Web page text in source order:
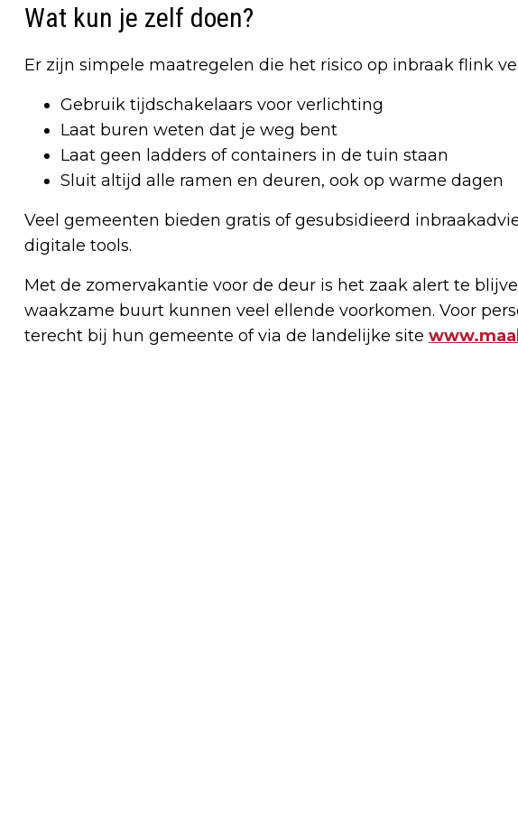
Wat kun je zelf doen?
Er zijn simpele maatregelen die het risico op inbraak flink
Gebruik tijdschakelaars voor verlichting
Laat buren weten dat je weg bent
Laat geen ladders of containers in de tuin staan
Sluit altijd alle ramen en deuren, ook op warme dagen
Veel gemeenten bieden gratis of gesubsidieerd
digitale tools.
Met de zomervakantie voor de deur is het zaak alert te
waakzame buurt kunnen veel ellende voorkomen. Voor
terecht bij hun gemeente of via de landelijke site